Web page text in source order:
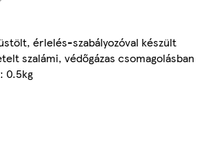
érlelés-szabályozóval készült
szalámi, védőgázas csomagolásban
0.5kg